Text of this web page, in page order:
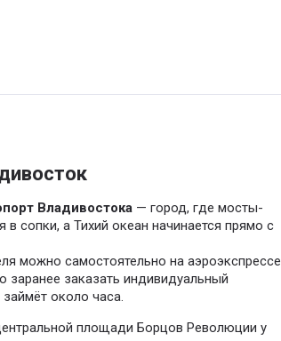
Владивостока — город, где мосты-
в сопки, а Тихий океан начинается прямо с
можно самостоятельно на аэроэкспрессе
заранее заказать индивидуальный
около часа.
площади Борцов Революции у